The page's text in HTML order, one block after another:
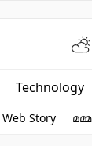
Technology
Web Story